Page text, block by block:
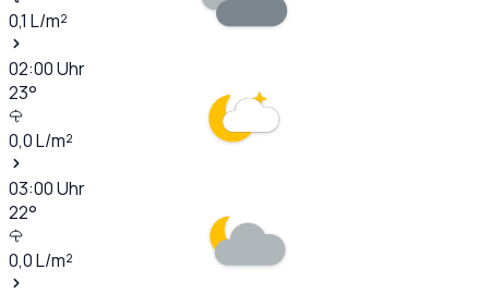
0,1 L/m²
02:00Uhr
23°
0,0L/m²
03:00Uhr
22°
0,0L/m²